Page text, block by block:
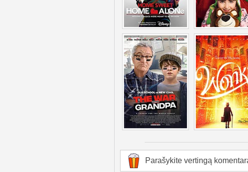
Parašykite vertingą